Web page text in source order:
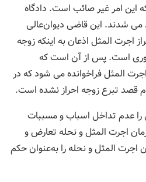
این امر غیر صائب است. دادگاه
می شدند. این قاضی دیوان‌عالی
اجرت المثل اذعان به اینکه زوجه
است. پس از آن است که
المثل فراخوانده می شود که در
قصد تبرع زوجه احراز نشده است.
عدم تداخل اسباب و مسببات
اجرت المثل و نحله تعارض و
اجرت المثل و نحله را به‌عنوان حکم